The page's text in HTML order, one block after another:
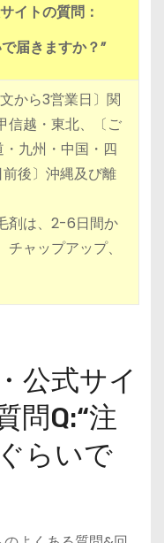
イトの質問：
届きますか？”
から3営業日〕関
信越・東北、〔ご
九州・中国・四
後〕沖縄及び離
剤は、2-6日間か
ャップアップ、
公式サイ
問Q:“注
らいで